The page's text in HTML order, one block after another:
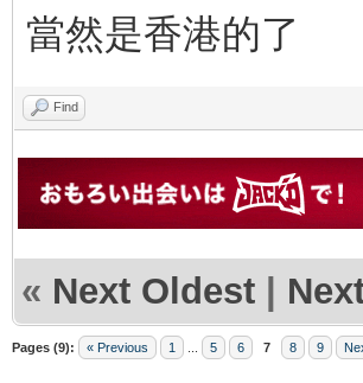
當然是香港的了
Find
« Next Oldest |
Pages (9): « Previous 1 5 6 7 8 9